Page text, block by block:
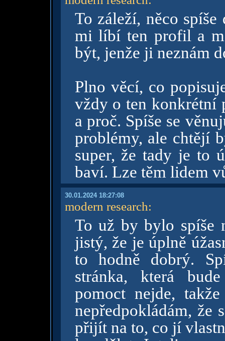
To záleží, něco
mi líbí ten profil a
být, jenže ji neznám
Plno věcí, co
vždy o ten konkrétní
a proč. Spíše se
problémy, ale chtějí
super, že tady je to
baví. Lze těm lidem
30.01.2024 18:27:08
modern research:
To už by bylo spíše
jistý, že je úplně
to hodně dobrý.
stránka, která
pomoct nejde,
nepředpokládám, že
přijít na to, co jí